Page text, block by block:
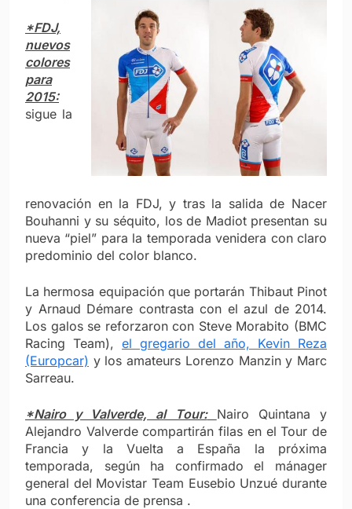
*FDJ,
nuevos
colores
para
2015:
sigue la
renovación en la FDJ, y tras la salida de Nacer
Bouhanni y su séquito, los de Madiot presentan su
nueva “piel” para la temporada venidera con claro
predominio del color blanco.
La hermosa equipación que portarán Thibaut Pinot
y Arnaud Démare contrasta con el azul de 2014.
Los galos se reforzaron con Steve Morabito (BMC
Racing Team), el gregario del año, Kevin Reza
(Europcar) y los amateurs Lorenzo Manzin y Marc
Sarreau.
*Nairo y Valverde, al Tour:
Nairo Quintana y
Alejandro Valverde compartirán filas en el Tour de
Francia y la Vuelta a España la próxima
temporada, según ha confirmado el mánager
general del Movistar Team Eusebio Unzué durante
una conferencia de prensa .